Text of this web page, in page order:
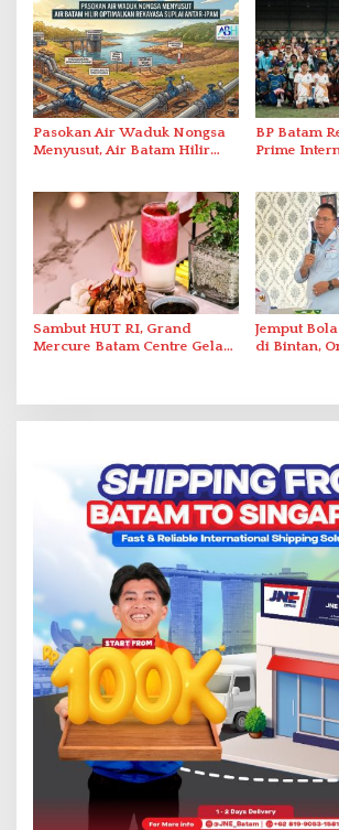
Berstandar
Pasokan Air Waduk Nongsa
Menyusut, Air Batam Hilir
BP Batam
Prime
Abdul Jamal
Sambut HUT RI, Grand
Mercure Batam Centre Gelar
Jemput
di Bintan,